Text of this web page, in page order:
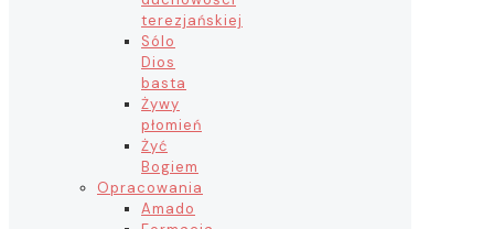
terezjańskiej
Sólo
Dios
basta
Żywy
płomień
Żyć
Bogiem
Opracowania
Amado